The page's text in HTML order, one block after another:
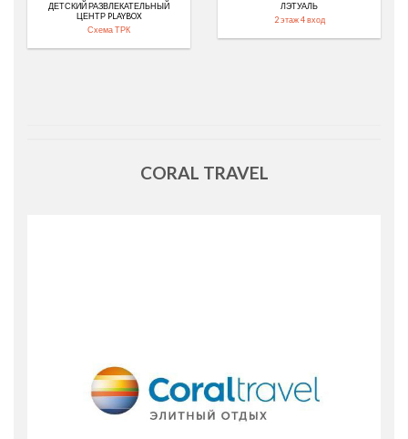
ДЕТСКИЙ РАЗВЛЕКАТЕЛЬНЫЙ
ЦЕНТР PLAYBOX
Схема ТРК
ЛЭТУАЛЬ
2 этаж 4 вход
CORAL TRAVEL